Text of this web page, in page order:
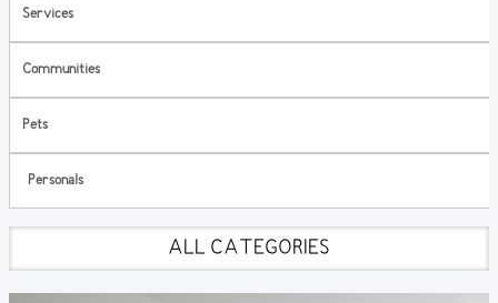
Services
Communities
Pets
Personals
ALL CATEGORIES